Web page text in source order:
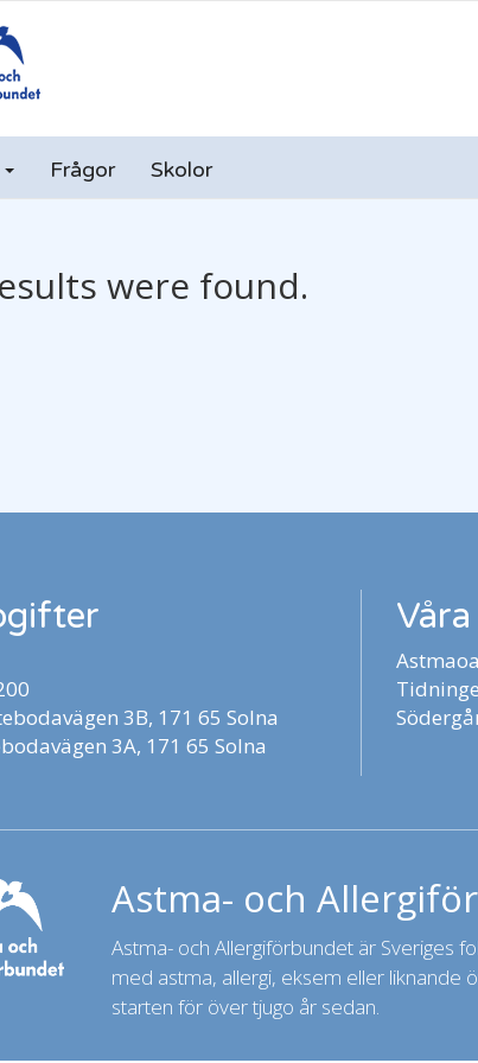
Frågor Skolor
were found.
3B, 171 65 Solna
3A, 171 65 Solna
Astma- och
Astma- och Allergiförbundet är Sveriges
med astma, allergi, eksem eller liknande
starten för över tjugo år sedan.